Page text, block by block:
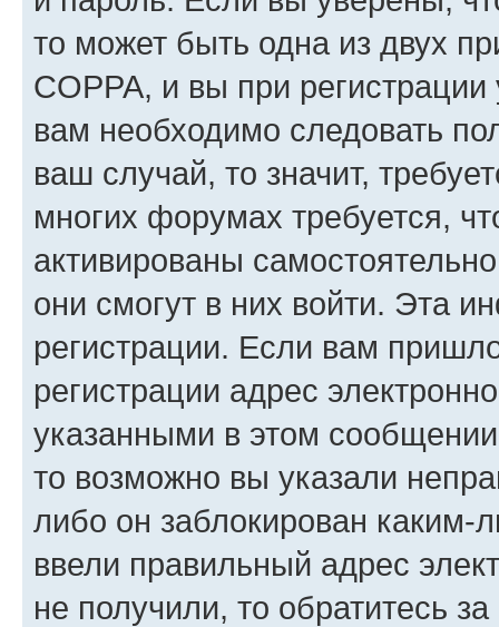
то может быть одна из двух
COPPA, и вы при
вам необходимо следовать
ваш случай, то значит,
многих форумах требуется,
активированы
они смогут в них войти. Эта
регистрации. Если вам
регистрации адрес
указанными в этом
то возможно вы указали
либо он заблокирован
ввели правильный адрес
не получили, то обратитесь